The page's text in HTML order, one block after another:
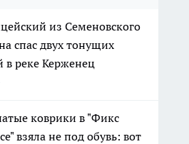
из Семеновского
спас двух тонущих
в реке Керженец
коврики в "Фикс
взяла не под обувь: вот